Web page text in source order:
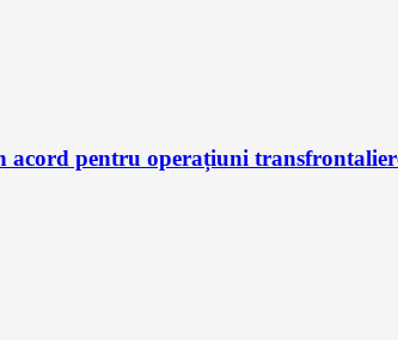
acord pentru operațiuni